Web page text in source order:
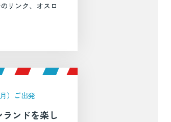
リンク、オスロ
）ご出発
ンドを楽し